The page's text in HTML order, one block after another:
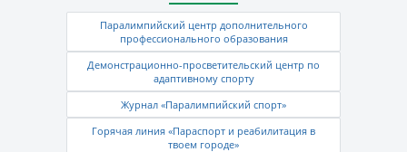
Паралимпийский центр дополнительного
профессионального образования
Демонстрационно-просветительский центр по
адаптивному спорту
Журнал «Паралимпийский спорт»
Горячая линия «Параспорт и реабилитация в
твоем городе»